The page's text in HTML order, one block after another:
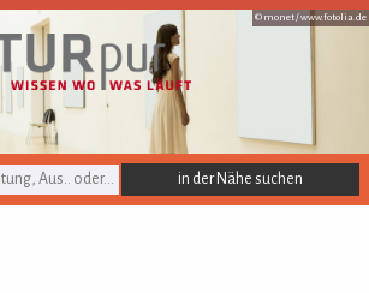
© monet /www.fotolia.de